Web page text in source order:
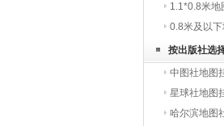
1.1*0.8米地
0.8米及以下
按出版社选
中图社地图
星球社地图
哈尔滨地图